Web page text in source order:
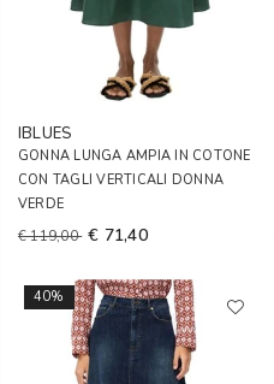
IBLUES
GONNA LUNGA AMPIA IN COTONE
CON TAGLI VERTICALI DONNA
VERDE
€ 119,00 € 71,40
40%